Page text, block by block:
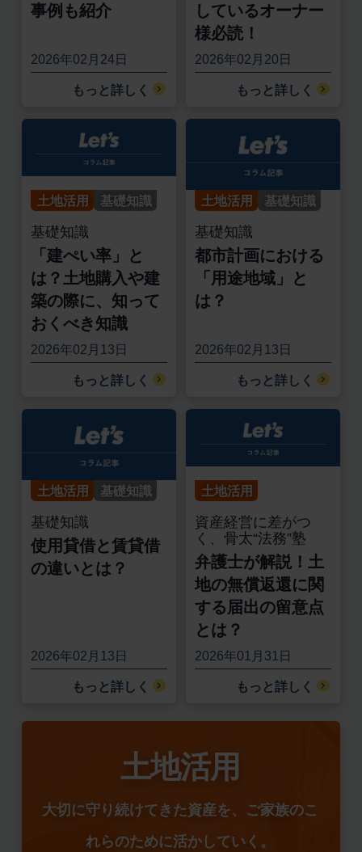
事例も紹介
2026年02月24日
もっと詳しく
しているオーナー
様必読！
2026年02月20日
もっと詳しく
土地活用 基礎知識
基礎知識
「建ぺい率」と
は？土地購入や建
築の際に、知って
おくべき知識
2026年02月13日
もっと詳しく
土地活用 基礎知識
基礎知識
都市計画における
「用途地域」と
は？
2026年02月13日
もっと詳しく
土地活用 基礎知識
基礎知識
使用貸借と賃貸借
の違いとは？
2026年02月13日
もっと詳しく
土地活用
資産経営に差がつ
く、骨太“法務”塾
弁護士が解説！土
地の無償返還に関
する届出の留意点
とは？
2026年01月31日
もっと詳しく
土地活用
大切に守り続けてきた資産を、ご家族のこ
れらのために活かしていく。